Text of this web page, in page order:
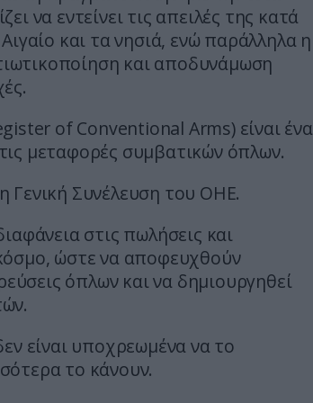
να εντείνει τις απειλές της κατά
και τα νησιά, ενώ παράλληλα η
και αποδυνάμωση
of Conventional Arms) είναι ένα
μεταφορές συμβατικών όπλων.
Γενική Συνέλευση του ΟΗΕ.
στις πωλήσεις και
ώστε να αποφευχθούν
όπλων και να δημιουργηθεί
είναι υποχρεωμένα να το
το κάνουν.